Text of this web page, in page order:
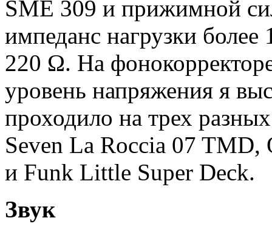
SME 309 и прижимной
импеданс нагрузки
220 Ω. На
уровень напряжения я
проходило на трех
Seven La Roccia 07
и Funk Little Super Deck.
Звук